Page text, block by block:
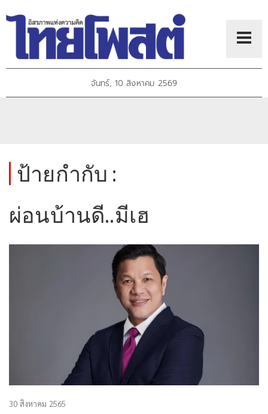
จันทร์, 10 สิงหาคม 2569
ป้ายกำกับ :
ผ่อนบ้านดี..มีเฮ
30 สิงหาคม 2565